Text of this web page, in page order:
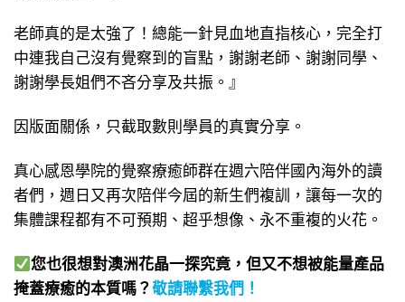
老師真的是太強了！總能一針見血地直指核心，完全打
中連我自己沒有覺察到的盲點，謝謝老師、謝謝同學、
謝謝學長姐們不吝分享及共振。』
因版面關係，只截取數則學員的真實分享。
真心感恩學院的覺察療癒師群在週六陪伴國內海外的讀
者們，週日又再次陪伴今屆的新生們複訓，讓每一次的
集體課程都有不可預期、超乎想像、永不重複的火花。
您也很想對澳洲花晶一探究竟，但又不想被能量產品
掩蓋療癒的本質嗎？敬請聯繫我們 ！